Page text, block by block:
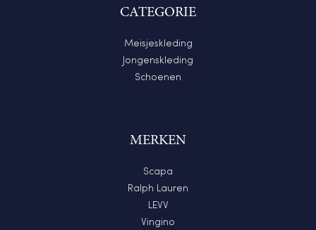
CATEGORIE
Meisjeskleding
Jongenskleding
Schoenen
MERKEN
Scapa
Ralph Lauren
LEVV
Vingino